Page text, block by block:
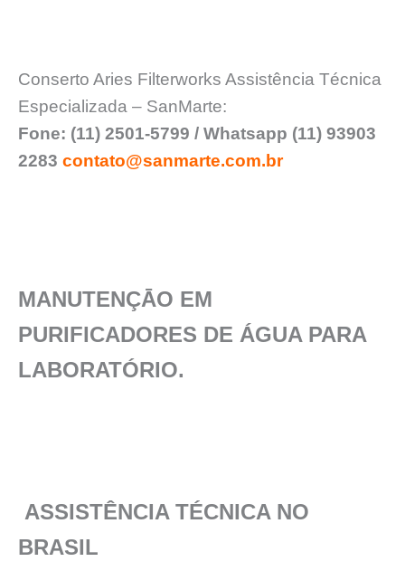
Conserto Aries Filterworks Assistência Técnica
Especializada – SanMarte:
Fone: (11) 2501-5799 / Whatsapp (11) 93903
2283 contato@sanmarte.com.br
MANUTENÇĀO EM
PURIFICADORES DE ÁGUA PARA
LABORATÓRIO.
ASSISTÊNCIA TÉCNICA NO
BRASIL